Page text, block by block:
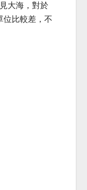
大海，對於
位比較差，不